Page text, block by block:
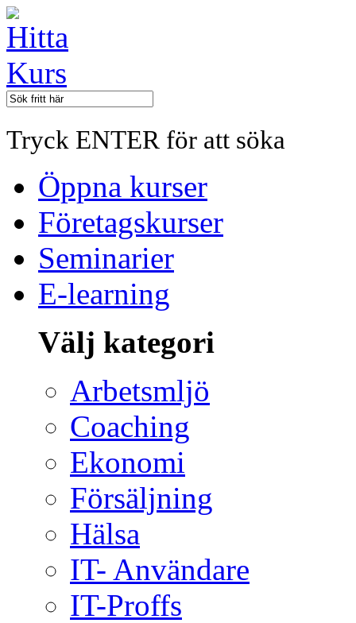
Tryck ENTER för att söka
Öppna kurser
Företagskurser
Seminarier
E-learning
Välj kategori
Arbetsmljö
Coaching
Ekonomi
Försäljning
Hälsa
IT- Användare
IT-Proffs